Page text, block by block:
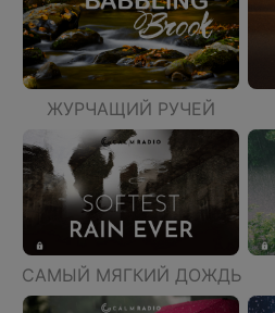
ЖУРЧАЩИЙ РУЧЕЙ
САМЫЙ МЯГКИЙ ДОЖДЬ